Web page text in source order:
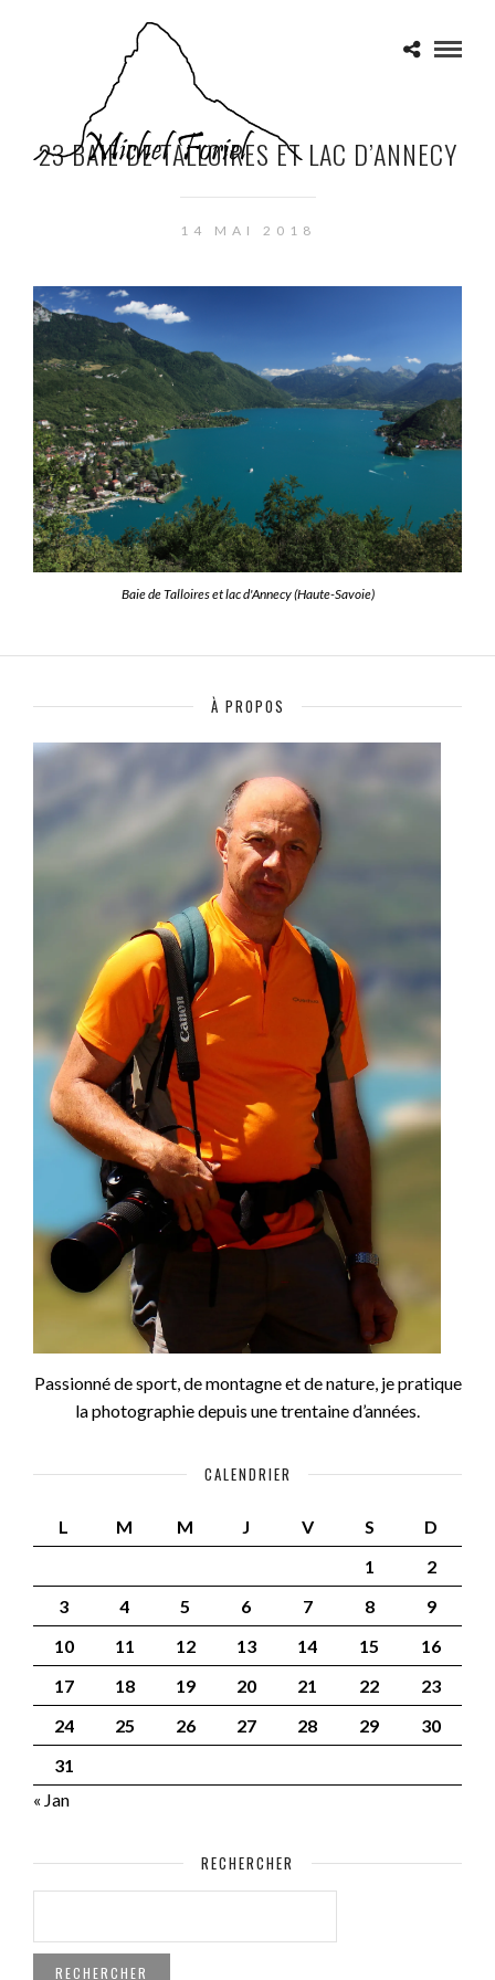
23 BAIE DE TALLOIRES ET LAC D’ANNECY
14 MAI 2018
Baie de Talloires et lac d'Annecy (Haute-Savoie)
À PROPOS
Passionné de sport, de montagne et de nature, je pratique
la photographie depuis une trentaine d’années.
CALENDRIER
L M M J V S
D
1
2
3
4 5 6 7 8
9
10
11 12 13 14 15
16
17
18 19 20 21 22
23
24
25 26 27 28 29
30
31
« Jan
RECHERCHER